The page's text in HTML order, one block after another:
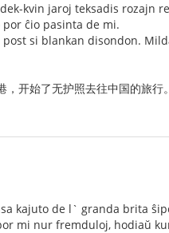
kvin jaroj teksadis rozajn
ĉio pasinta de mi.
si blankan disondon.
开始了无护照去往中国的旅行
kajuto de l` granda brita
mi nur fremduloj, hodiaŭ